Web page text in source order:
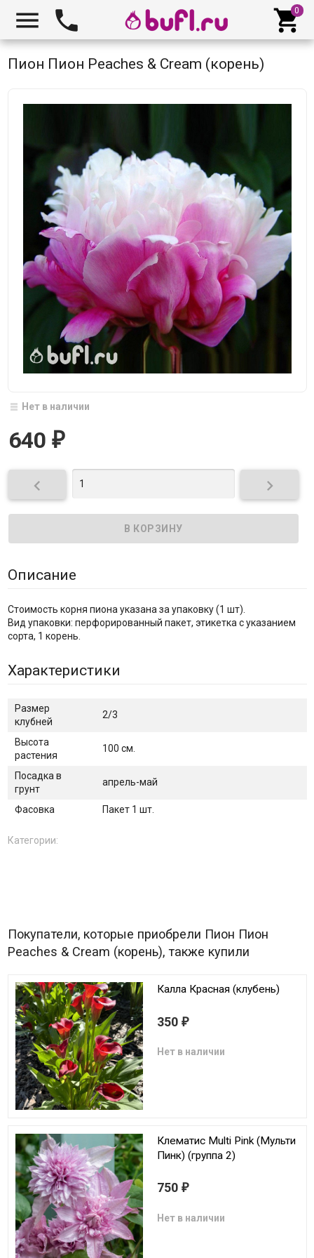
  
Пион Пион Peaches & Cream (корень)
Нет в наличии
640 ₽
 
Описание
Стоимость корня пиона указана за упаковку (1 шт).
Вид упаковки: перфорированный пакет, этикетка с указанием
сорта, 1 корень.
Характеристики
Размер
клубней
2/3
Высота
растения
100 см.
Посадка в
грунт
апрель-май
Фасовка Пакет 1 шт.
Категории:
Покупатели, которые приобрели Пион Пион
Peaches & Cream (корень), также купили
Калла Красная (клубень)
350 ₽
Нет в наличии
Клематис Multi Pink (Мульти
Пинк) (группа 2)
750 ₽
Нет в наличии